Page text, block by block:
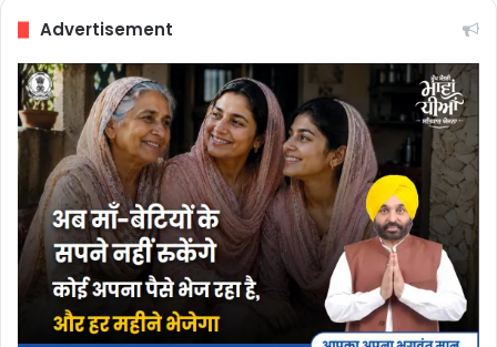
Advertisement